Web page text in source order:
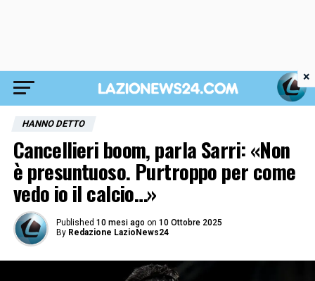
HANNO DETTO
Cancellieri boom, parla Sarri: «Non
è presuntuoso. Purtroppo per come
vedo io il calcio…»
Published 10 mesi ago on 10 Ottobre 2025
By Redazione LazioNews24
×